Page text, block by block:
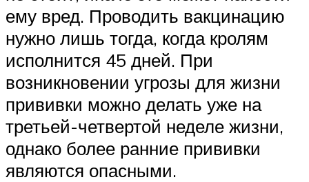
ему вред. Проводить вакцинацию
нужно лишь тогда, когда кролям
исполнится 45 дней. При
возникновении угрозы для жизни
прививки можно делать уже на
третьей-четвертой неделе жизни,
однако более ранние прививки
являются опасными.